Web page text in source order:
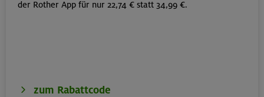
der Rother App für nur 22,74 € statt 34,99 €.
zum Rabattcode